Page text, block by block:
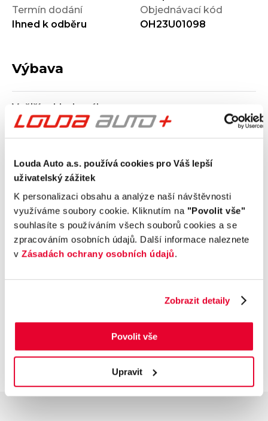
Louda Auto a.s. používá cookies pro Váš lepší
uživatelský zážitek
K personalizaci obsahu a analýze naší návštěvnosti
využíváme soubory cookie. Kliknutím na "Povolit vše"
souhlasíte s používáním všech souborů cookies a se
zpracováním osobních údajů. Další informace naleznete
v Zásadách ochrany osobních údajů.
Zobrazit detaily
Povolit vše
Upravit
Termín dodání
Ihned k odběru
Objednávací kód
OH23U01098
Výbava
Vnější vzhled a výbava
Komfort
Multimédia
Bezpečnost a technika
Příplatková výbava
není nabídkou ve smyslu § 1731 nebo § 1732
příslib dle § 1733 občanského zákoníku. Z této
smlouvy.